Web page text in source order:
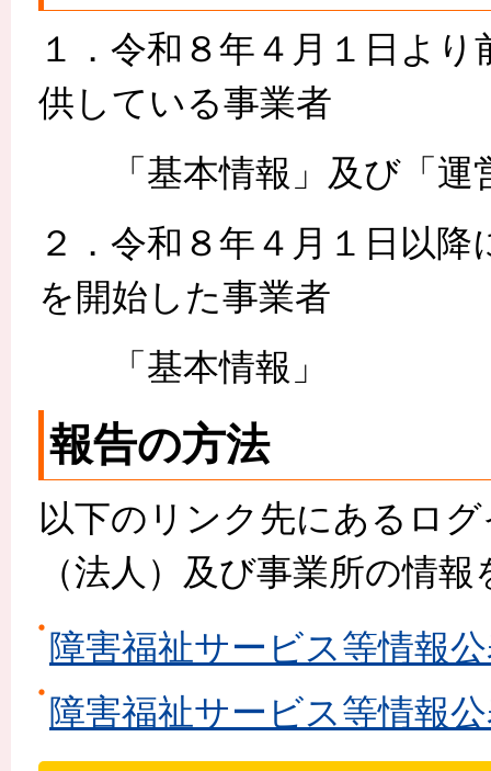
１．令和８年４月１日よ
供している事業者
「基本情報」及び「運
２．令和８年４月１日以
を開始した事業者
「基本情報」
報告の方法
以下のリンク先にあるロ
（法人）及び事業所の情
障害福祉サービス等情報
障害福祉サービス等情報